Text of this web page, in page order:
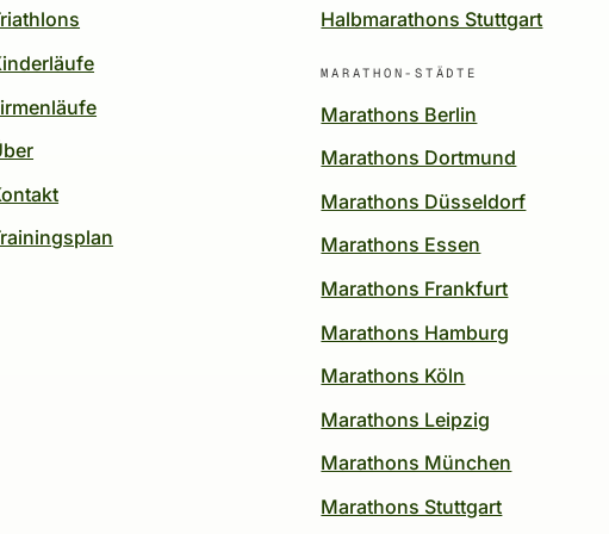
Halbmarathons Stuttgart
MARATHON-STÄDTE
Marathons Berlin
Marathons Dortmund
Marathons Düsseldorf
Marathons Essen
Marathons Frankfurt
Marathons Hamburg
Marathons Köln
Marathons Leipzig
Marathons München
Marathons Stuttgart